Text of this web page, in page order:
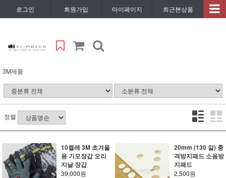
로그인 회원가입 마이페이지 최근본상품
3M제품
정렬
10켤레 3M 초겨울
용 기모장갑 오리
지날 장갑
39,000원
20mm (130 알) 충
격방지패드 소음방
지패드
2,500원